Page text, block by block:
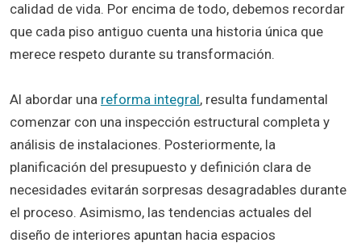
calidad de vida. Por encima de todo, debemos recordar
que cada piso antiguo cuenta una historia única que
merece respeto durante su transformación.
Al abordar una reforma integral, resulta fundamental
comenzar con una inspección estructural completa y
análisis de instalaciones. Posteriormente, la
planificación del presupuesto y definición clara de
necesidades evitarán sorpresas desagradables durante
el proceso. Asimismo, las tendencias actuales del
diseño de interiores apuntan hacia espacios